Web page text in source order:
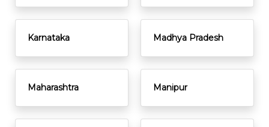
Karnataka Madhya Pradesh
Maharashtra Manipur